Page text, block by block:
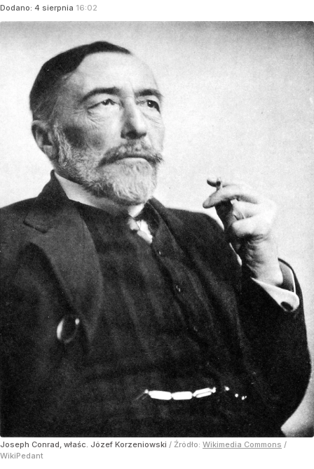
Dodano: 4 sierpnia 16:02
Joseph Conrad, właśc. Józef Korzeniowski / Źródło: Wikimedia Commons /
WikiPedant